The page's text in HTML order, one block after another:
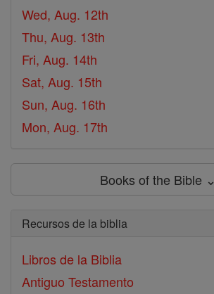
Wed, Aug. 12th
Thu, Aug. 13th
Fri, Aug. 14th
Sat, Aug. 15th
Sun, Aug. 16th
Mon, Aug. 17th
Books of the Bible ⌄
Recursos de la biblia
Libros de la Biblia
Antiguo Testamento